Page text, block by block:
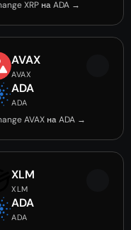
XRP на ADA →
AVAX
AVAX
ADA
ADA
AVAX на ADA →
XLM
XLM
ADA
ADA